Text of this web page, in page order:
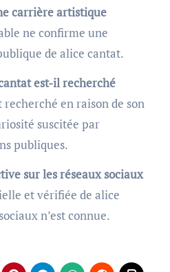
carrière artistique
ne confirme une
de alice cantat.
est-il recherché
en raison de son
suscitée par
publiques.
sur les réseaux sociaux
et vérifiée de alice
n’est connue.